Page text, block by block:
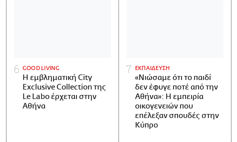
GOOD LIVING
Η εμβληματική City
Exclusive Collection της
Le Labo έρχεται στην
Αθήνα
ΕΚΠΑΙΔΕΥΣΗ
«Νιώσαμε ότι το παιδί
δεν έφυγε ποτέ από την
Αθήνα»: Η εμπειρία
οικογενειών που
επέλεξαν σπουδές στην
Κύπρο